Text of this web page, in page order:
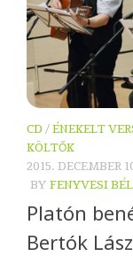
CD /ÉNEKELT
KÖLTŐK
2015. DECEMBER
BY FENYVESI
Platón
Bertók